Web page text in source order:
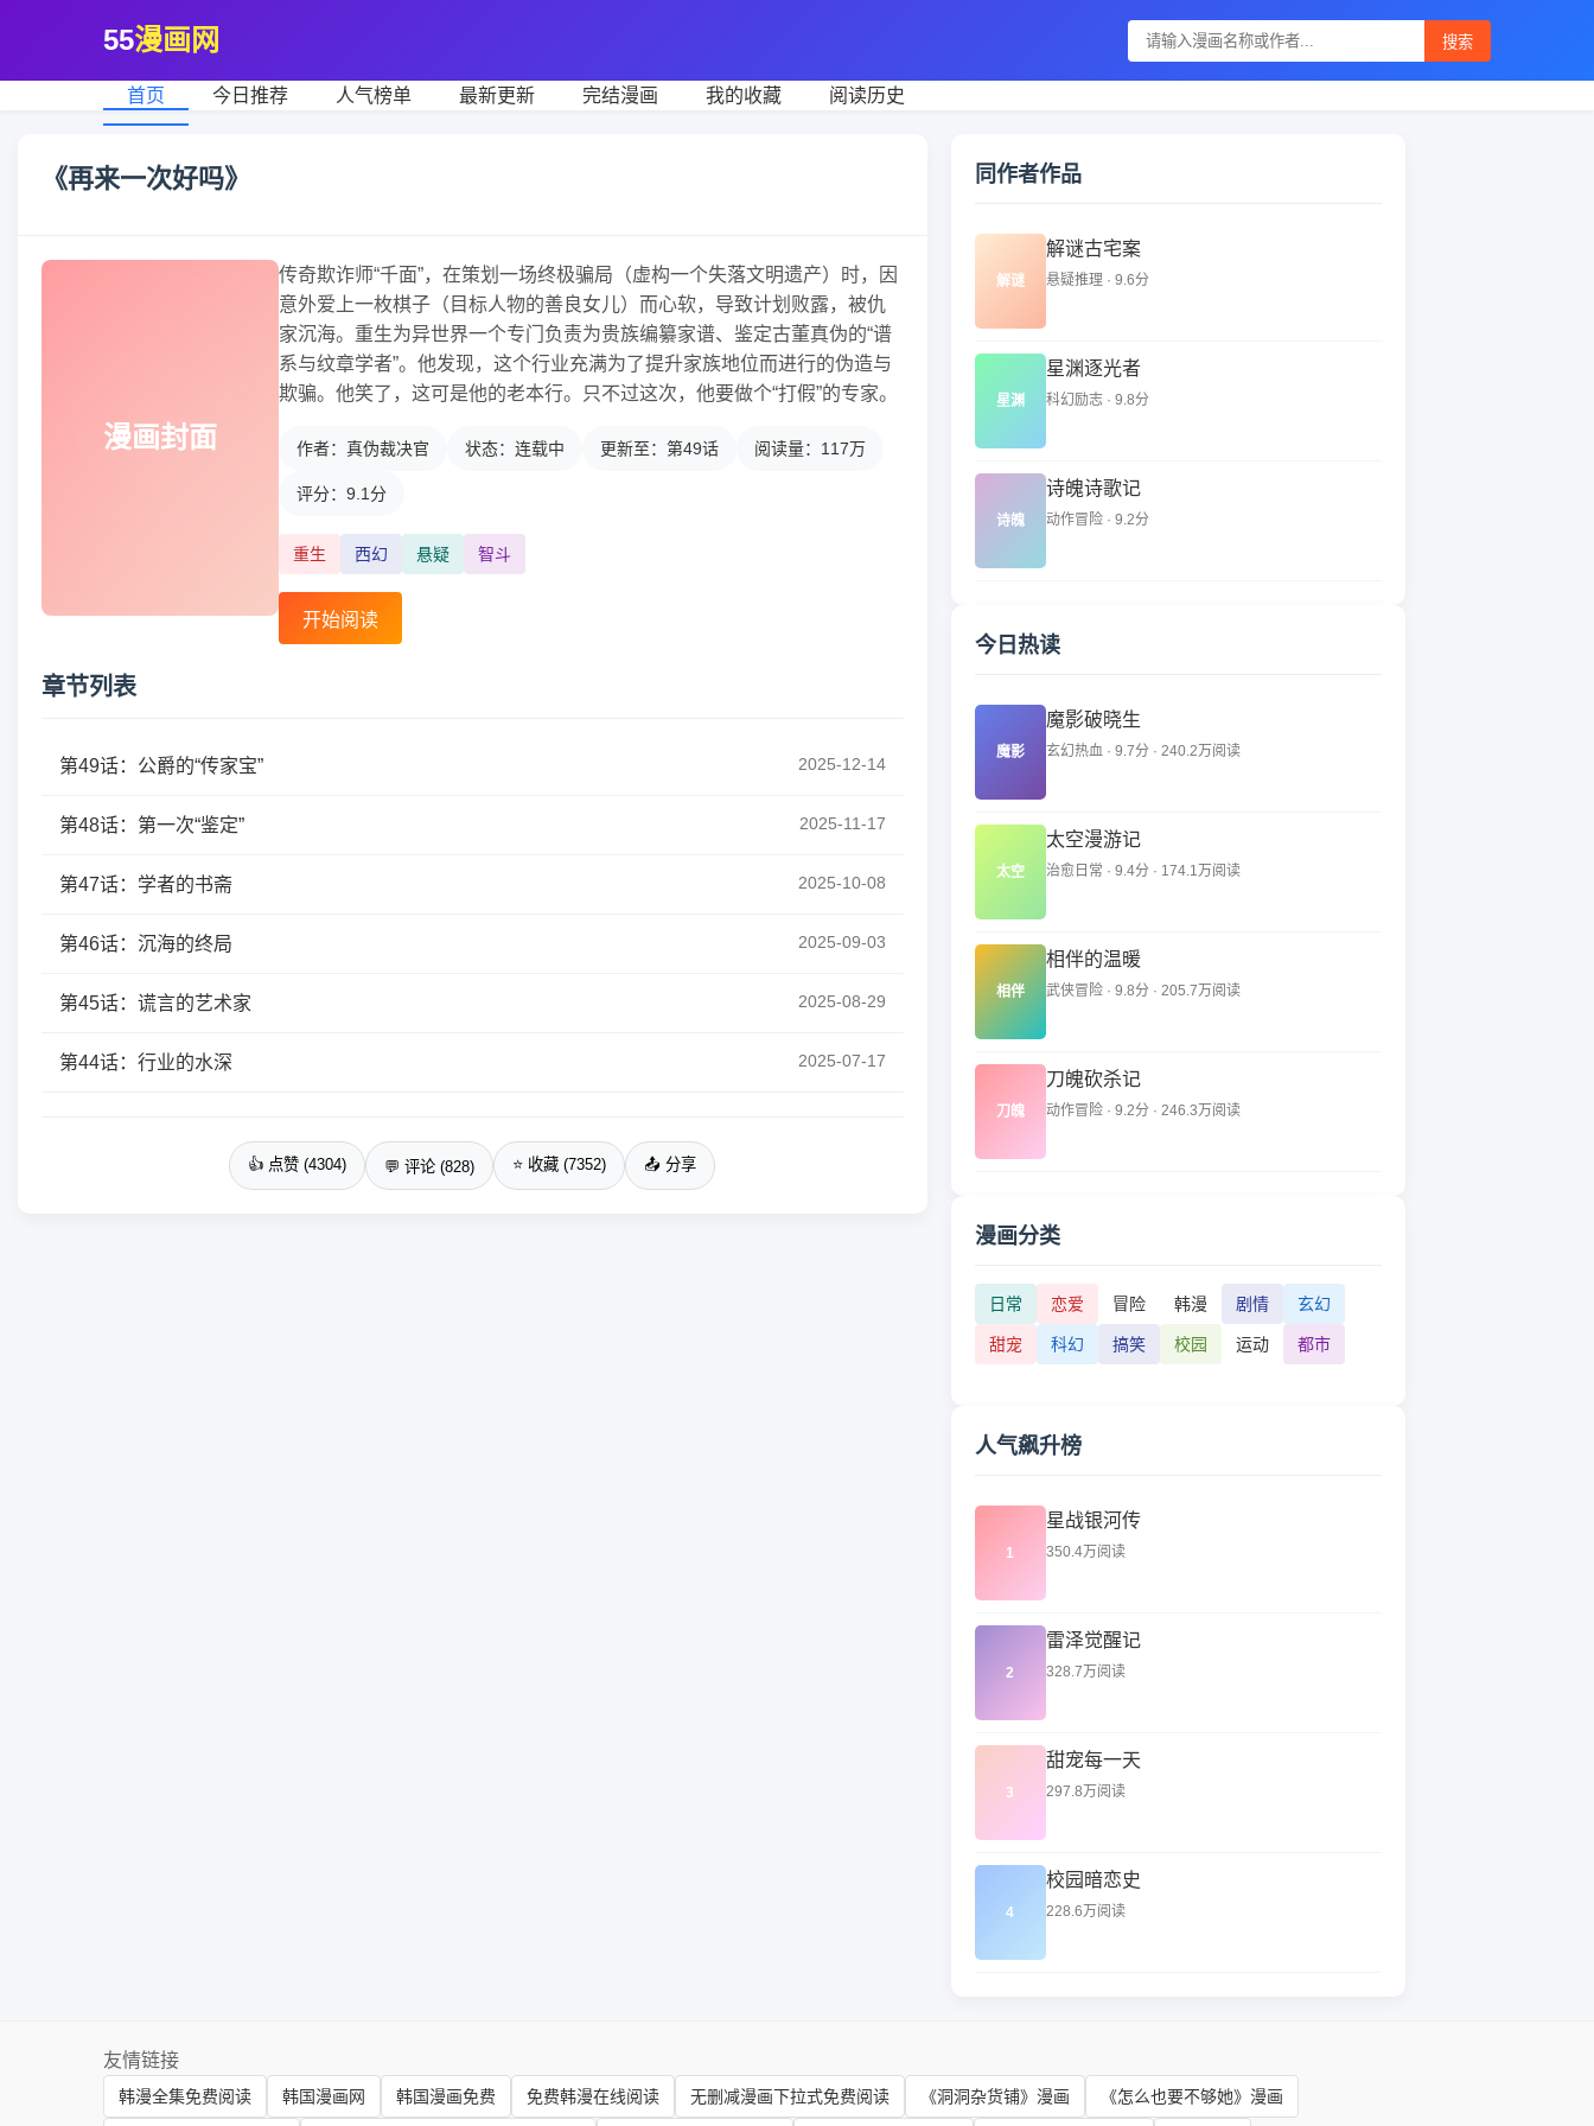
55漫画网 搜索
首页 今日推荐 人气榜单 最新更新 完结漫画 我的收藏 阅读历史
《再来一次好吗》
漫画封面
传奇欺诈师“千面”，在策划一场终极骗局（虚构一个失落文明遗产）时，因
意外爱上一枚棋子（目标人物的善良女儿）而心软，导致计划败露，被仇
家沉海。重生为异世界一个专门负责为贵族编纂家谱、鉴定古董真伪的“谱
系与纹章学者”。他发现，这个行业充满为了提升家族地位而进行的伪造与
欺骗。他笑了，这可是他的老本行。只不过这次，他要做个“打假”的专家。
作者：真伪裁决官 状态：连载中 更新至：第49话 阅读量：117万
评分：9.1分
重生 西幻 悬疑 智斗
开始阅读
章节列表
第49话：公爵的“传家宝” 2025-12-14
第48话：第一次“鉴定” 2025-11-17
第47话：学者的书斋 2025-10-08
第46话：沉海的终局 2025-09-03
第45话：谎言的艺术家 2025-08-29
第44话：行业的水深 2025-07-17
👍 点赞 (4304) 💬 评论 (828) ⭐ 收藏 (7352) 📤 分享
今日热读
魔影
魔影破晓生
玄幻热血 · 9.7分 · 240.2万阅读
太空
太空漫游记
治愈日常 · 9.4分 · 174.1万阅读
相伴
相伴的温暖
武侠冒险 · 9.8分 · 205.7万阅读
刀魄
刀魄砍杀记
动作冒险 · 9.2分 · 246.3万阅读
漫画分类
日常 恋爱 冒险 韩漫 剧情 玄幻
甜宠 科幻 搞笑 校园 运动 都市
人气飙升榜
1
星战银河传
350.4万阅读
2
雷泽觉醒记
328.7万阅读
3
甜宠每一天
297.8万阅读
4
校园暗恋史
228.6万阅读
同作者作品
解谜
解谜古宅案
悬疑推理 · 9.6分
星渊
星渊逐光者
科幻励志 · 9.8分
诗魄
诗魄诗歌记
动作冒险 · 9.2分
友情链接
韩漫全集免费阅读 韩国漫画网 韩国漫画免费 免费韩漫在线阅读 无删减漫画下拉式免费阅读 《洞洞杂货铺》漫画 《怎么也要不够她》漫画